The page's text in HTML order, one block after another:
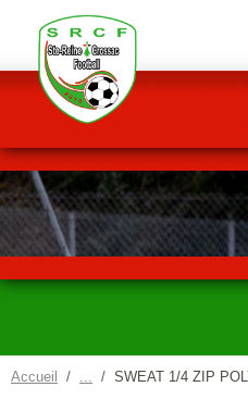
Accueil SWEAT 1/4 ZIP
Panneau de gestion des cookies